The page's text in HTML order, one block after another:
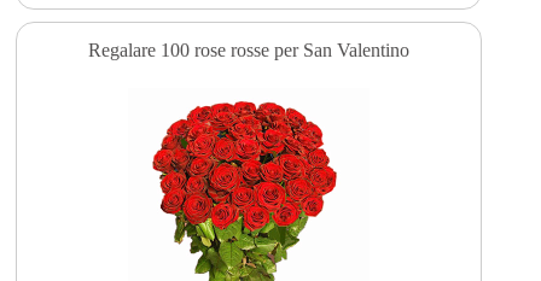
Regalare 100 rose rosse per San Valentino